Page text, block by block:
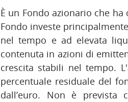
È un Fondo azionario che
Fondo investe
nel tempo e ad elevata
contenuta in azioni di
crescita stabili nel tempo.
percentuale residuale del
dall’euro. Non è